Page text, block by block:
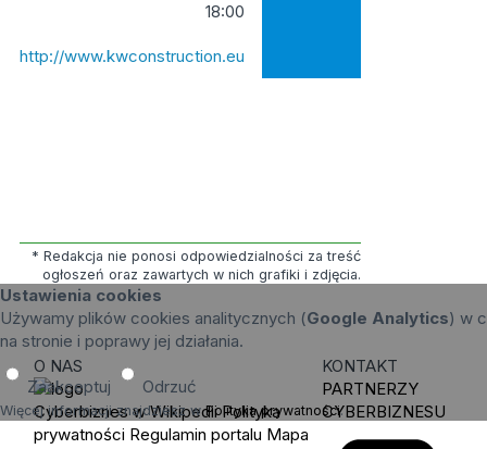
18:00
http://www.kwconstruction.eu
* Redakcja nie ponosi odpowiedzialności za treść
ogłoszeń oraz zawartych w nich grafiki i zdjęcia.
Ustawienia cookies
Używamy plików cookies analitycznych (Google Analytics) w
na stronie i poprawy jej działania.
Zaakceptuj Odrzuć
Więcej informacji znajdziesz wPolityka prywatności.
O NAS
Cyberbiznes w Wikipedii Polityka
prywatności Regulamin portalu Mapa
KONTAKT
PARTNERZY
CYBERBIZNESU